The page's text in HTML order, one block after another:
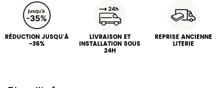
RÉDUCTION JUSQU'À
-35%
LIVRAISON ET
INSTALLATION SOUS
24H
REPRISE ANCIENNE
LITERIE